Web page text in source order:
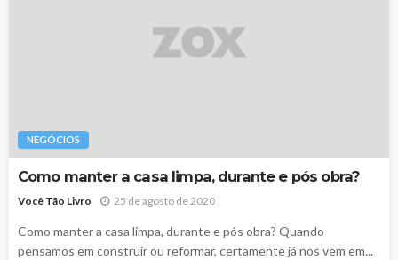
NEGÓCIOS
Como manter a casa limpa, durante e pós obra?
Você Tão Livro 25 de agosto de 2020
Como manter a casa limpa, durante e pós obra? Quando
pensamos em construir ou reformar, certamente já nos vem em...